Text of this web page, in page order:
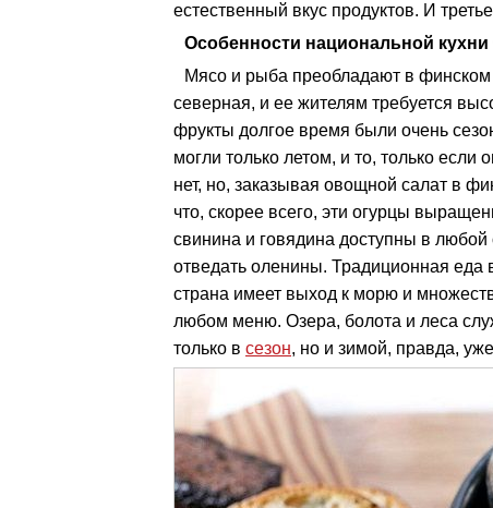
естественный вкус продуктов. И
Особенности национальной
Мясо и рыба преобладают в
северная, и ее жителям требуется
фрукты долгое время были очень
могли только летом, и то, только
нет, но, заказывая овощной салат в
что, скорее всего, эти огурцы
свинина и говядина доступны в
отведать оленины. Традиционная
страна имеет выход к морю и
любом меню. Озера, болота и леса
только в сезон, но и зимой, правда,